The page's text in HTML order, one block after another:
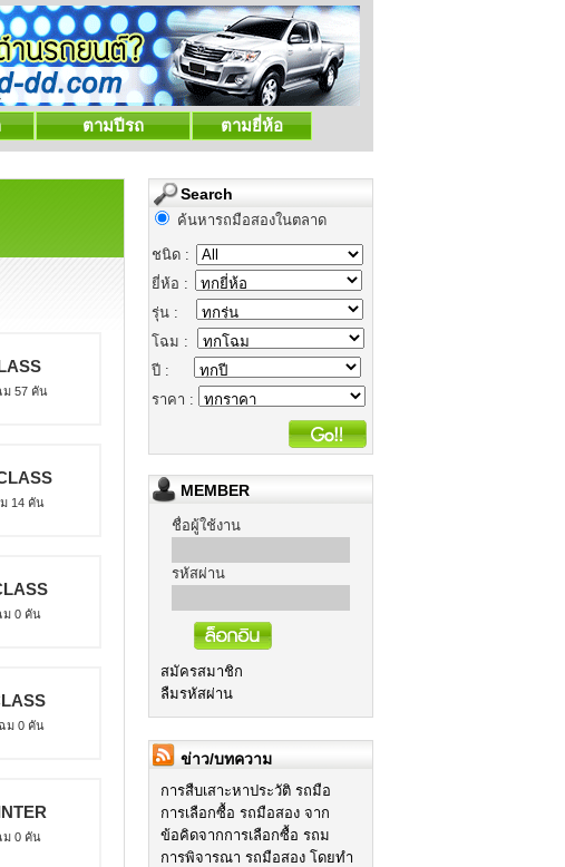
ตามปีรถ ตามยี่ห้อ
ม 57 คัน
14 คัน
ม 0 คัน
ม 0 คัน
ม 0 คัน
Search
ค้นหารถมือสองในตลาด
ชนิด :
ยี่ห้อ :
รุ่น :
โฉม :
ปี :
ราคา :
MEMBER
ชื่อผู้ใช้งาน
รหัสผ่าน
สมัครสมาชิก
ลืมรหัสผ่าน
ข่าว/บทความ
การสืบเสาะหาประวัติ รถมือ
การเลือกซื้อ รถมือสอง จาก
ข้อคิดจากการเลือกซื้อ รถม
การพิจารณา รถมือสอง โดยทำ